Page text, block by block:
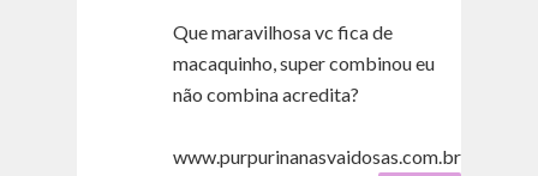
Que maravilhosa vc fica de
macaquinho, super combinou eu
não combina acredita?
www.purpurinanasvaidosas.com.br